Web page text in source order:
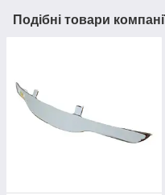
Подібні товари